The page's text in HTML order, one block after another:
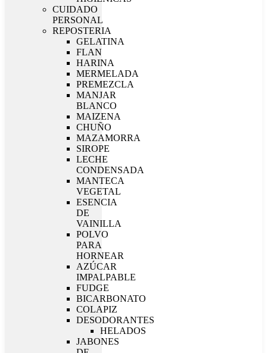
CUIDADO
PERSONAL
REPOSTERIA
GELATINA
FLAN
HARINA
MERMELADA
PREMEZCLA
MANJAR
BLANCO
MAIZENA
CHUÑO
MAZAMORRA
SIROPE
LECHE
CONDENSADA
MANTECA
VEGETAL
ESENCIA
DE
VAINILLA
POLVO
PARA
HORNEAR
AZÚCAR
IMPALPABLE
FUDGE
BICARBONATO
COLAPIZ
DESODORANTES
HELADOS
JABONES